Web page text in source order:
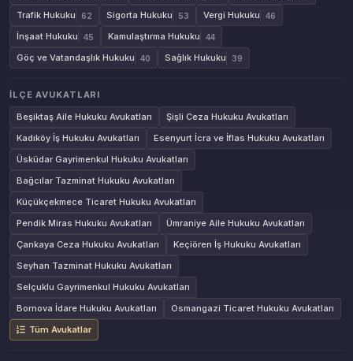
Trafik Hukuku 62 Sigorta Hukuku 53 Vergi Hukuku 46
İnşaat Hukuku 45 Kamulaştırma Hukuku 44
Göç ve Vatandaşlık Hukuku 40 Sağlık Hukuku 39
İLÇE AVUKATLARI
Beşiktaş Aile Hukuku Avukatları
Şişli Ceza Hukuku Avukatları
Kadıköy İş Hukuku Avukatları
Esenyurt İcra ve İflas Hukuku Avukatları
Üsküdar Gayrimenkul Hukuku Avukatları
Bağcılar Tazminat Hukuku Avukatları
Küçükçekmece Ticaret Hukuku Avukatları
Pendik Miras Hukuku Avukatları
Ümraniye Aile Hukuku Avukatları
Çankaya Ceza Hukuku Avukatları
Keçiören İş Hukuku Avukatları
Seyhan Tazminat Hukuku Avukatları
Selçuklu Gayrimenkul Hukuku Avukatları
Bornova İdare Hukuku Avukatları
Osmangazi Ticaret Hukuku Avukatları
Tüm Avukatlar